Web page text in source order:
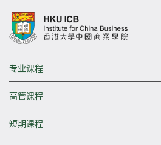
专业课程
高管课程
短期课程